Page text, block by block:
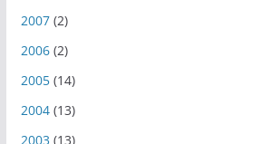
2007(2)
2006(2)
2005(14)
2004(13)
2003 (13)